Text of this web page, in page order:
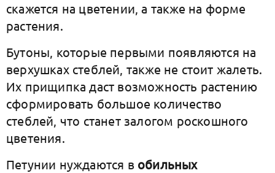
скажется на цветении, а также на форме
растения.
Бутоны, которые первыми появляются на
верхушках стеблей, также не стоит жалеть.
Их прищипка даст возможность растению
сформировать большое количество
стеблей, что станет залогом роскошного
цветения.
Петунии нуждаются в обильных